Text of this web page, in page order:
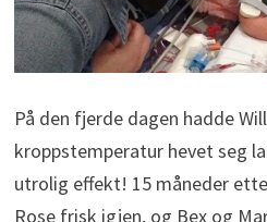
På den fjerde dagen hadde
kroppstemperatur hevet seg
utrolig effekt! 15 måneder
Rose frisk igjen, og Bex og